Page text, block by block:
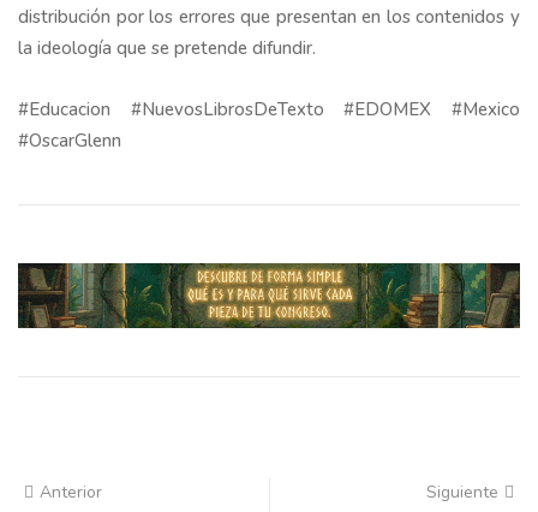
distribución por los errores que presentan en los contenidos y
la ideología que se pretende difundir.
#Educacion #NuevosLibrosDeTexto #EDOMEX #Mexico
#OscarGlenn
Anterior Siguiente